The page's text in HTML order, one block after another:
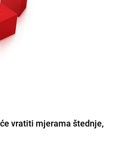
vratiti mjerama štednje,